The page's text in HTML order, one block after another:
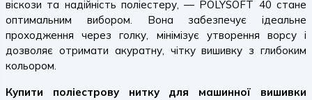
віскози та надійність поліестеру, — POLYSOFT 40 стане
оптимальним вибором. Вона забезпечує ідеальне
проходження через голку, мінімізує утворення ворсу і
дозволяє отримати акуратну, чітку вишивку з глибоким
кольором.
Купити поліестрову нитку для машинної вишивки